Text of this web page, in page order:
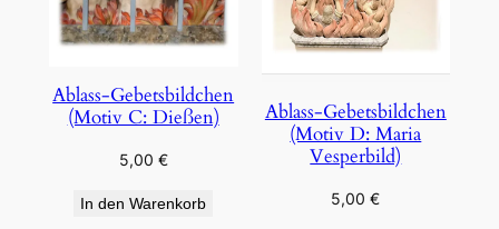
Ablass-Gebetsbildchen
(Motiv C: Dießen)
5,00 €
In den Warenkorb
Ablass-Gebetsbildchen
(Motiv D: Maria
Vesperbild)
5,00€